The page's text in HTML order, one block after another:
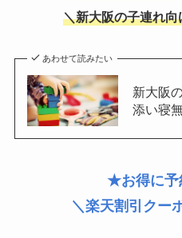
＼新大阪の子連れ
あわせて読みたい
新大阪
添い寝
★お得に
＼楽天割引クー